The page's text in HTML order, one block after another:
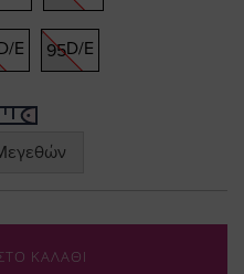
E 95D/E
ΚΑΛΑΘΙ